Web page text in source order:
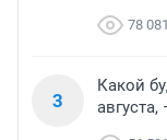
78 081
3
Какой